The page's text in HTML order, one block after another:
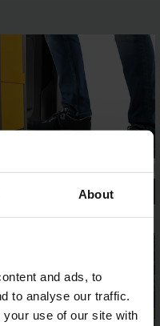
About
and ads, to
to analyse our traffic.
use of our site with
Bedienung